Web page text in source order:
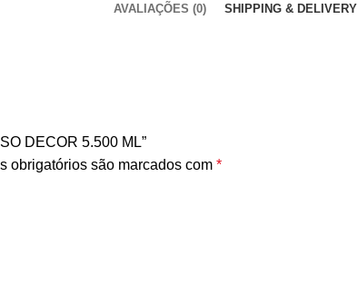
AVALIAÇÕES (0) SHIPPING & DELIVERY
DECOR 5.500 ML”
obrigatórios são marcados com *